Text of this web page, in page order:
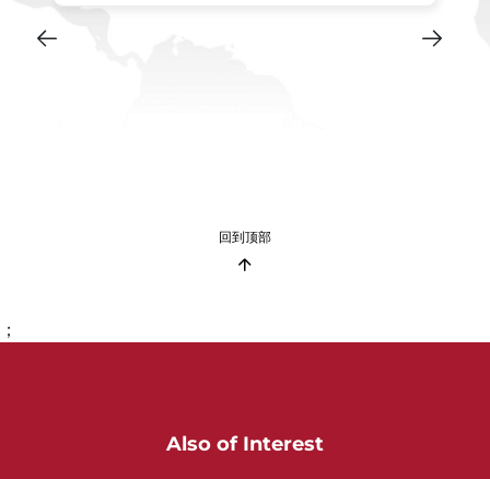
回到顶部
；
Also of Interest